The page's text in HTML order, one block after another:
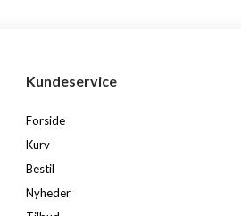
Kundeservice
Forside
Kurv
Bestil
Nyheder